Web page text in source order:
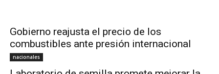
Gobierno reajusta el precio de los
combustibles ante presión internacional
nacionales